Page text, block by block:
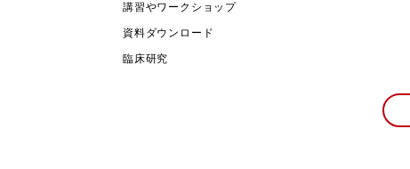
講習やワークショップ
資料ダウンロード
臨床研究